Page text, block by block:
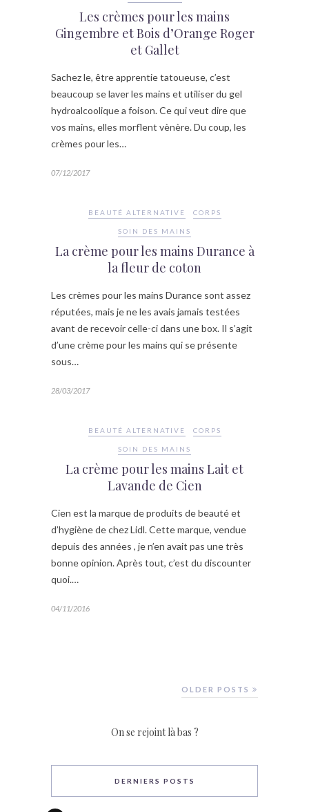
Les crèmes pour les mains
Gingembre et Bois d’Orange Roger
et Gallet
Sachez le, être apprentie tatoueuse, c’est
beaucoup se laver les mains et utiliser du gel
hydroalcoolique a foison. Ce qui veut dire que
vos mains, elles morflent vènère. Du coup, les
crèmes pour les…
07/12/2017
BEAUTÉ ALTERNATIVE CORPS
SOIN DES MAINS
La crème pour les mains Durance à
la fleur de coton
Les crèmes pour les mains Durance sont assez
réputées, mais je ne les avais jamais testées
avant de recevoir celle-ci dans une box. Il s’agit
d’une crème pour les mains qui se présente
sous…
28/03/2017
BEAUTÉ ALTERNATIVE CORPS
SOIN DES MAINS
La crème pour les mains Lait et
Lavande de Cien
Cien est la marque de produits de beauté et
d’hygiène de chez Lidl. Cette marque, vendue
depuis des années , je n’en avait pas une très
bonne opinion. Après tout, c’est du discounter
quoi.…
04/11/2016
OLDER POSTS
On se rejoint là bas ?
DERNIERS POSTS